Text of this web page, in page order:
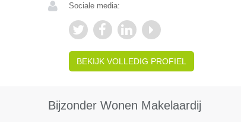
Sociale media:
BEKIJK VOLLEDIG PROFIEL
Bijzonder Wonen Makelaardij